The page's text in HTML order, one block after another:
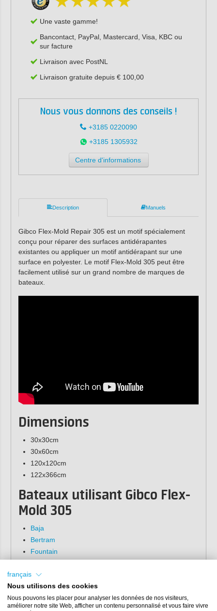
Une vaste gamme!
Bancontact, PayPal, Mastercard, Visa, KBC ou
sur facture
Livraison avec PostNL
Livraison gratuite depuis € 100,00
Nous vous donnons des conseils !
+3185 0220090
+3185 1305932
Centre d'informations
Description Manuels
Gibco Flex-Mold Repair 305 est un motif spécialement
conçu pour réparer des surfaces antidérapantes
existantes ou appliquer un motif antidérapant sur une
surface en polyester. Le motif Flex-Mold 305 peut être
facilement utilisé sur un grand nombre de marques de
bateaux.
Dimensions
30x30cm
30x60cm
120x120cm
122x366cm
Bateaux utilisant Gibco Flex-
Mold 305
Baja
Bertram
Fountain
Pacific Mariner
PDQ Yachts
Performance Cruising
français
Nous utilisons des cookies
Nous pouvons les placer pour analyser les données de nos visiteurs,
améliorer notre site Web, afficher un contenu personnalisé et vous faire vivre